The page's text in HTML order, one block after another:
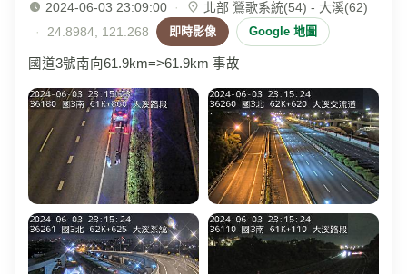
2024-06-03 23:09:00 ·
北部 鶯歌系統(54) - 大溪(62)
·
24.8984, 121.268 即時影像 Google 地圖
國道3號南向61.9km=>61.9km 事故